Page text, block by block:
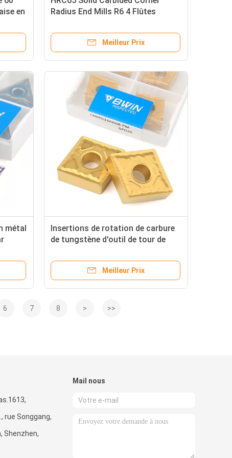
en
Radius End Mills R6 4 Flûtes
Meilleur Prix
métal
Insertions de rotation de carbure
de tungstène d'outil de tour de
Meilleur Prix
6 7 8 > >>
rue Songgang,
Shenzhen,
Mail nous